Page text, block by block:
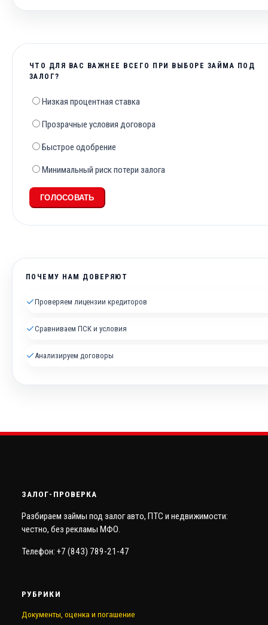
ЧТО ДЛЯ ВАС ВАЖНЕЕ ВСЕГО ПРИ ВЫБОРЕ ЗАЙМА ПОД
ЗАЛОГ?
Низкая процентная ставка
Прозрачные условия договора
Быстрое одобрение
Минимальный риск потери залога
ГОЛОСОВАТЬ
ПОЧЕМУ НАМ ДОВЕРЯЮТ
✓Проверяем лицензии кредиторов
✓Сравниваем ПСК и условия
✓Анализируем договоры
ЗАЛОГ-ПРОВЕРКА
Разбираем займы под залог авто, ПТС и недвижимости:
честно, без рекламы МФО.
Телефон: +7 (843) 789-21-47
РУБРИКИ
Документы, оценка и погашение